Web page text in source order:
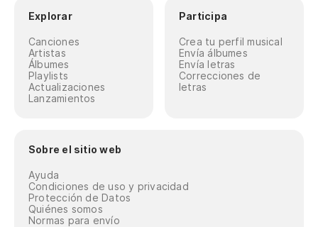
Explorar
Canciones
Artistas
Álbumes
Playlists
Actualizaciones
Lanzamientos
Participa
Crea tu perfil musical
Envía álbumes
Envía letras
Correcciones de
letras
Sobre el sitio web
Ayuda
Condiciones de uso y privacidad
Protección de Datos
Quiénes somos
Normas para envío